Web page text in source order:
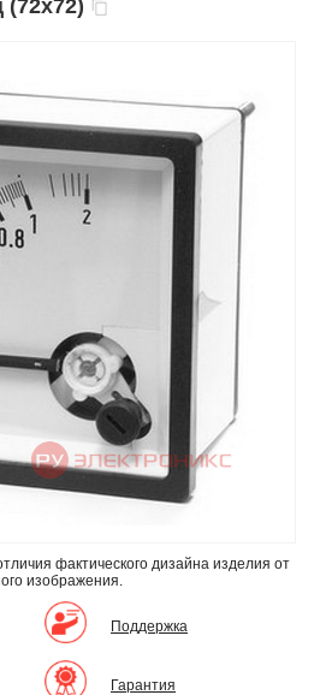
(72х72)
фактического дизайна изделия от
изображения.
Поддержка
Гарантия